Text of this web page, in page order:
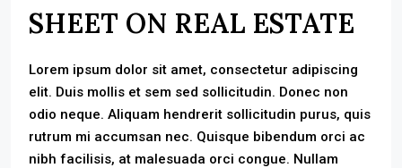
SHEET ON REAL ESTATE
Lorem ipsum dolor sit amet, consectetur adipiscing
elit. Duis mollis et sem sed sollicitudin. Donec non
odio neque. Aliquam hendrerit sollicitudin purus, quis
rutrum mi accumsan nec. Quisque bibendum orci ac
nibh facilisis, at malesuada orci congue. Nullam